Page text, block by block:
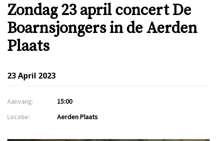
Zondag 23 april concert De
Boarnsjongers in de Aerden
Plaats
23 April 2023
Aanvang:
15:00
Locatie:
Aerden Plaats